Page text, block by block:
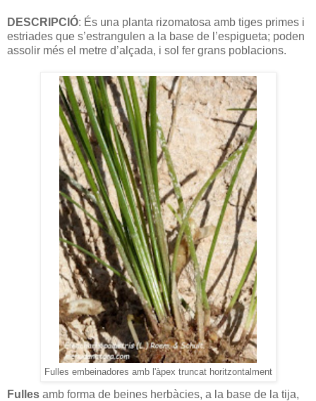
DESCRIPCIÓ: És una planta rizomatosa amb tiges primes i
estriades que s’estrangulen a la base de l’espigueta; poden
assolir més el metre d’alçada, i sol fer grans poblacions.
Fulles embeinadores amb l'àpex truncat horitzontalment
Fulles amb forma de beines herbàcies, a la base de la tija,